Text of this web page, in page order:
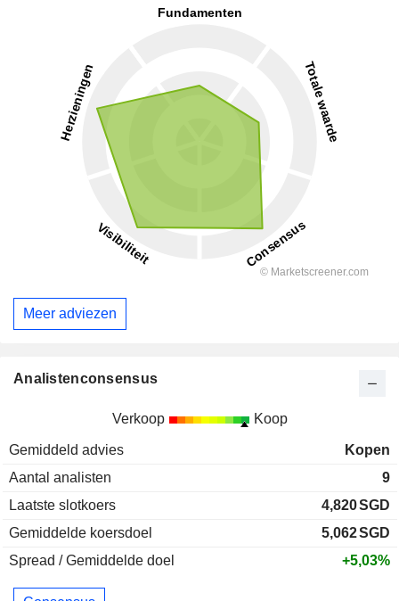
Meer adviezen
Analistenconsensus
Verkoop Koop
Gemiddeld advies
Kopen
Aantal analisten
9
Laatste slotkoers
4,820SGD
Gemiddelde koersdoel
5,062SGD
Spread / Gemiddelde doel
+5,03%